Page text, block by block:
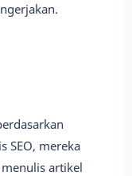
SEO, mereka
artikel